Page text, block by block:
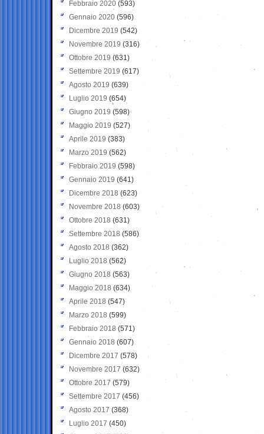
Febbraio 2020 (593)
Gennaio 2020 (596)
Dicembre 2019 (542)
Novembre 2019 (316)
Ottobre 2019 (631)
Settembre 2019 (617)
Agosto 2019 (639)
Luglio 2019 (654)
Giugno 2019 (598)
Maggio 2019 (527)
Aprile 2019 (383)
Marzo 2019 (562)
Febbraio 2019 (598)
Gennaio 2019 (641)
Dicembre 2018 (623)
Novembre 2018 (603)
Ottobre 2018 (631)
Settembre 2018 (586)
Agosto 2018 (362)
Luglio 2018 (562)
Giugno 2018 (563)
Maggio 2018 (634)
Aprile 2018 (547)
Marzo 2018 (599)
Febbraio 2018 (571)
Gennaio 2018 (607)
Dicembre 2017 (578)
Novembre 2017 (632)
Ottobre 2017 (579)
Settembre 2017 (456)
Agosto 2017 (368)
Luglio 2017 (450)